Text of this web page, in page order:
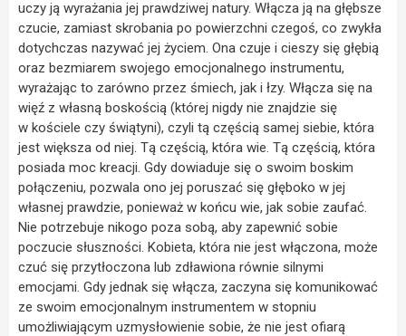
uczy ją wyrażania jej prawdziwej natury. Włącza ją na głębsze
czucie, zamiast skrobania po powierzchni czegoś, co zwykła
dotychczas nazywać jej życiem. Ona czuje i cieszy się głębią
oraz bezmiarem swojego emocjonalnego instrumentu,
wyrażając to zarówno przez śmiech, jak i łzy. Włącza się na
więź z własną boskością (której nigdy nie znajdzie się
w kościele czy świątyni), czyli tą częścią samej siebie, która
jest większa od niej. Tą częścią, która wie. Tą częścią, która
posiada moc kreacji. Gdy dowiaduje się o swoim boskim
połączeniu, pozwala ono jej poruszać się głęboko w jej
własnej prawdzie, ponieważ w końcu wie, jak sobie zaufać.
Nie potrzebuje nikogo poza sobą, aby zapewnić sobie
poczucie słuszności. Kobieta, która nie jest włączona, może
czuć się przytłoczona lub zdławiona równie silnymi
emocjami. Gdy jednak się włącza, zaczyna się komunikować
ze swoim emocjonalnym instrumentem w stopniu
umożliwiającym uzmysłowienie sobie, że nie jest ofiarą